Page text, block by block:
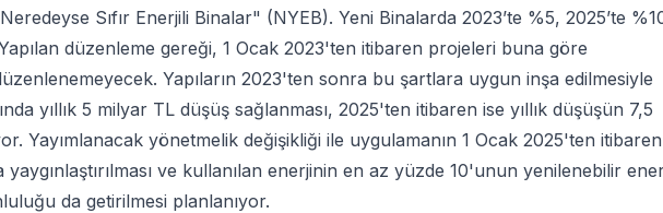
Sıfır Enerjili Binalar" (NYEB). Yeni Binalarda 2023’te %5, 2025’te
düzenleme gereği, 1 Ocak 2023'ten itibaren projeleri buna göre
Yapıların 2023'ten sonra bu şartlara uygun inşa edilmesiyle
yıllık 5 milyar TL düşüş sağlanması, 2025'ten itibaren ise yıllık düşüşün 7,5
Yayımlanacak yönetmelik değişikliği ile uygulamanın 1 Ocak 2025'ten
ve kullanılan enerjinin en az yüzde 10'unun yenilenebilir
da getirilmesi planlanıyor.